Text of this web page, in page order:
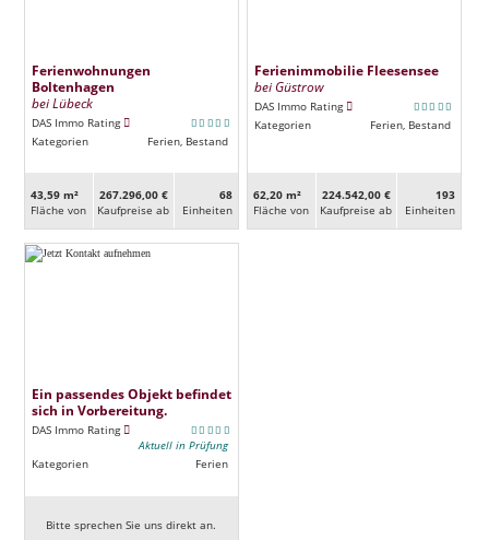
Ferienwohnungen
Boltenhagen
bei Lübeck
DAS Immo Rating
Kategorien
Ferien, Bestand
43,59 m²
Fläche von
267.296,00 €
Kaufpreise ab
68
Ein­heiten
Ferienimmobilie Fleesensee
bei Güstrow
DAS Immo Rating
Kategorien
Ferien, Bestand
62,20 m²
Fläche von
224.542,00 €
Kaufpreise ab
193
Ein­heiten
Ein passendes Objekt befindet
sich in Vorbereitung.
DAS Immo Rating
Aktuell in Prüfung
Kategorien
Ferien
Bitte sprechen Sie uns direkt an.